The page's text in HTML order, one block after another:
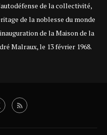
de la collectivité,
de la noblesse du monde
de la Maison de la
Malraux, le 13 février 1968.